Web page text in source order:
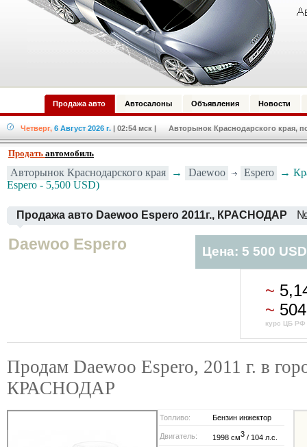
Продажа авто Автосалоны Объявления Новости
Четверг, 6 Август 2026 г. | 02:54 мск | Авторынок Краснодарского края,
Продать автомобиль
Авторынок Краснодарского края → Daewoo Espero
→
Espero - 5,500 USD)
Продажа авто Daewoo Espero 2011г., КРАСНОДАР №
Daewoo Espero Цена: 5 500 USD
~
~
курс ЦБ РФ
Продам Daewoo Espero, 2011 г. в
КРАСНОДАР
Топливо: Бензин инжектор
Двигатель: 1998 см3 / 104 л.с.